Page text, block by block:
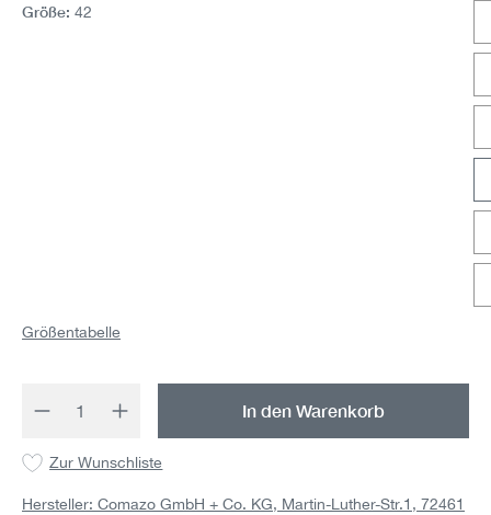
Größe: 42
Größentabelle
Produkt Anzahl: Gib den gewünschten
In den Warenkorb
Zur Wunschliste
Hersteller: Comazo GmbH + Co. KG, Martin-Luther-Str.1, 72461